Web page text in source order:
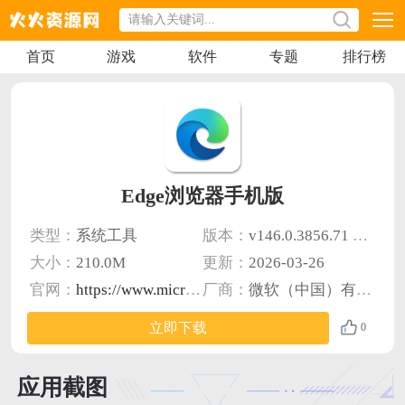
首页 游戏 软件 专题 排行榜
Edge浏览器手机版
类型： 系统工具 版本： v146.0.3856.71 安卓版
大小： 210.0M 更新： 2026-03-26
官网： https://www.microsoft.com/zh-cn/edge 厂商： 微软（中国）有限公司
立即下载 0
应用截图